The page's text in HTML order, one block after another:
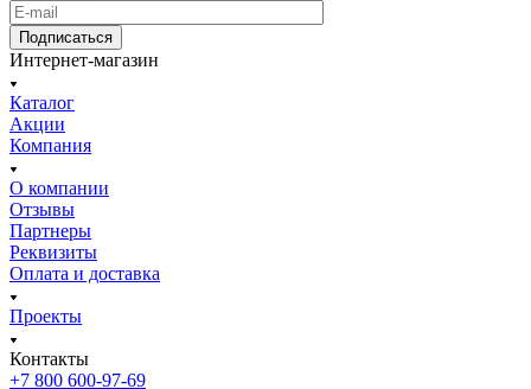
Подписаться
Интернет-магазин
Каталог
Акции
Компания
О компании
Отзывы
Партнеры
Реквизиты
Оплата и доставка
Проекты
Контакты
+7 800 600-97-69